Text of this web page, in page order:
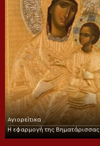
Αγιορείτικα
Η εφαρμογή της Βηματάρισσας